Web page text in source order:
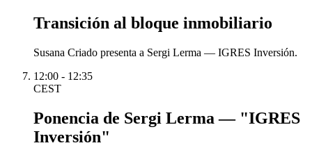
Transición al bloque inmobiliario
Susana Criado presenta a Sergi Lerma — IGRES Inversión.
12:00 - 12:35
CEST
Ponencia de Sergi Lerma — "IGRES
Inversión"